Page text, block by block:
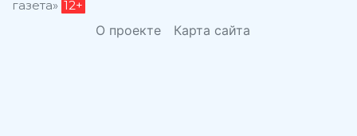
газета» 12+
О проекте Карта сайта